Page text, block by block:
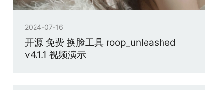
2024-07-16
开源 免费 换脸工具 roop_unleashed
v4.1.1 视频演示